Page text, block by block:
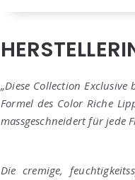
„Diese Collection
Formel des Color Riche
massgeschneidert für jede
Die cremige,